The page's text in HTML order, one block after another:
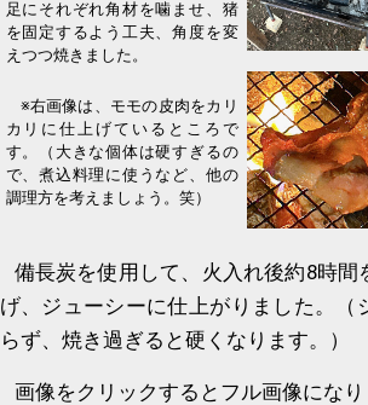
足にそれぞれ角材を噛ませ、猪
を固定するよう工夫、角度を変
えつつ焼きました。
※右画像は、モモの皮肉をカリ
カリに仕上げているところで
す。（大きな個体は硬すぎるの
で、煮込料理に使うなど、他の
調理方を考えましょう。笑）
備長炭を使用して、火入れ後約8時
げ、ジューシーに仕上がりました。（
らず、焼き過ぎると硬くなります。）
画像をクリックするとフル画像にな